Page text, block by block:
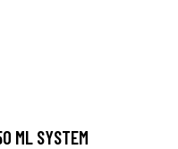
ML SYSTEM